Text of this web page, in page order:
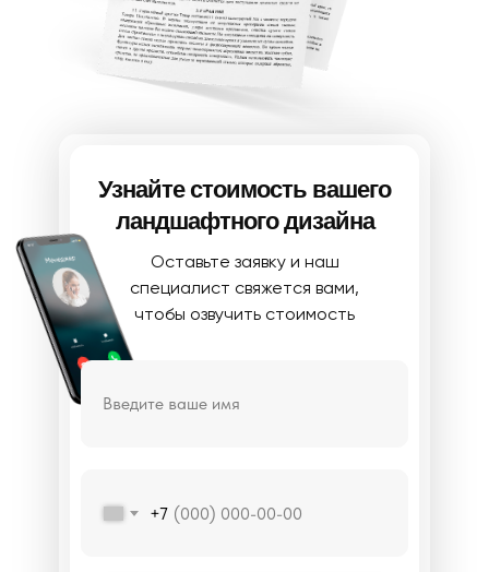
Узнайте стоимость вашего
ландшафтного дизайна
Оставьте заявку и наш
специалист свяжется вами,
чтобы озвучить стоимость
Введите ваше имя
+7
Разработка сайта
© 2026 г.
Политика конфиденциальности